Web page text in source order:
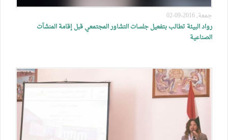
جمعة, 2016-09-02
رواد البيئة تطالب بتفعيل جلسات التشاور المجتمعي قبل إقامة المنشآت
الصناعية